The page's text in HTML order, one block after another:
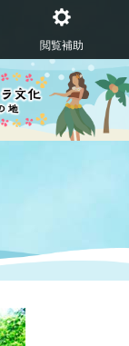
閲覧補助